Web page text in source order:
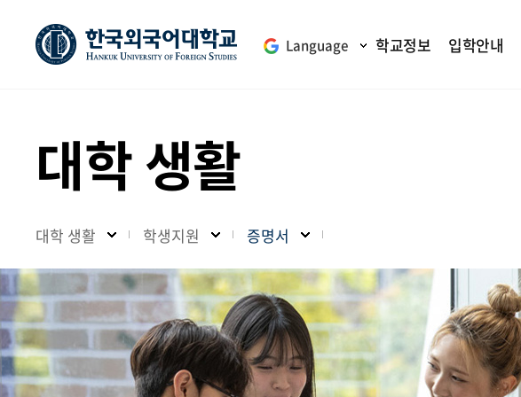
Language 학교정보 입학안내
대학 생활
대학 생활 학생지원 증명서